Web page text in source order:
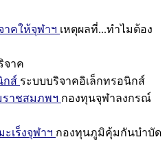
าคให้จุฬาฯ เหตุผลที่...ทำไมต้อง
จาค
กส์ ระบบบริจาคอิเล็กทรอนิกส์
าชสมภพฯ กองทุนจุฬาลงกรณ์
เร็งจุฬาฯ กองทุนภูมิคุ้มกันบำบัด